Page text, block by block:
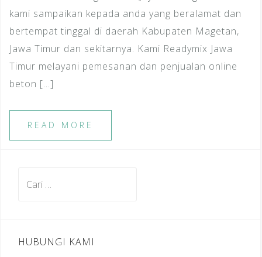
kami sampaikan kepada anda yang beralamat dan
bertempat tinggal di daerah Kabupaten Magetan,
Jawa Timur dan sekitarnya. Kami Readymix Jawa
Timur melayani pemesanan dan penjualan online
beton […]
READ MORE
HUBUNGI KAMI